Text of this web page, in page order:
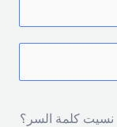
نسيت كلمة السر؟